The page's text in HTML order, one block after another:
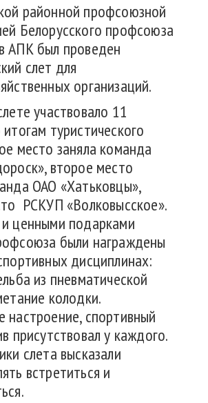
районной профсоюзной
Белорусского профсоюза
АПК был проведен
слет для
организаций.
участвовало 11
туристического
место заняла команда
второе место
ОАО «Хатьковцы»,
РСКУП «Волковысское».
ценными подарками
были награждены
дисциплинах:
из пневматической
колодки.
настроение, спортивный
присутствовал у каждого.
слета высказали
встретиться и